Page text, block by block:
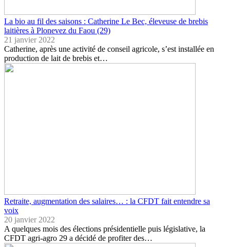
La bio au fil des saisons : Catherine Le Bec, éleveuse de brebis
laitières à Plonevez du Faou (29)
21 janvier 2022
Catherine, après une activité de conseil agricole, s’est installée en
production de lait de brebis et…
Retraite, augmentation des salaires… : la CFDT fait entendre sa
voix
20 janvier 2022
A quelques mois des élections présidentielle puis législative, la
CFDT agri-agro 29 a décidé de profiter des…